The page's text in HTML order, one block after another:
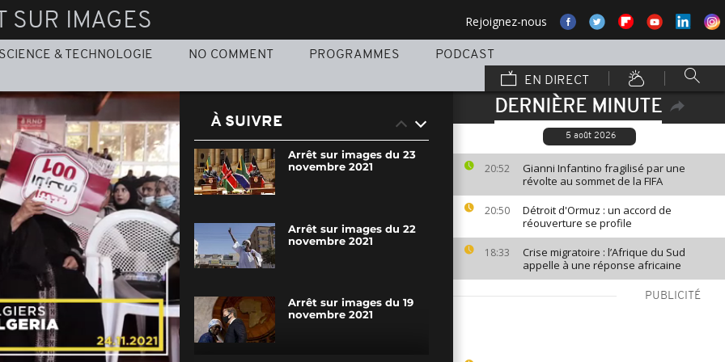
SUR IMAGES Rejoignez-nous
SCIENCE & TECHNOLOGIE NO COMMENT PROGRAMMES
PODCAST
EN DIRECT
DERNIÈRE MINUTE
5 août 2026
20:52
Gianni Infantino fragilisé par une
révolte au sommet de la FIFA
20:50
Détroit d'Ormuz : un accord de
réouverture se profile
18:33
Crise migratoire : l’Afrique du Sud
appelle à une réponse africaine
PUBLICITÉ
À SUIVRE
Arrêt sur images du 23
novembre 2021
Arrêt sur images du 22
novembre 2021
Arrêt sur images du 19
novembre 2021